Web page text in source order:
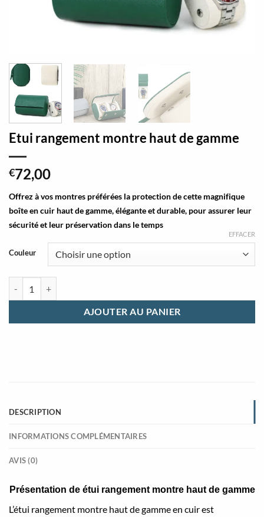
Etui rangement montre haut de gamme
€72,00
Offrez à vos montres préférées la protection de cette magnifique
boîte en cuir haut de gamme, élégante et durable, pour assurer leur
sécurité et leur préservation dans le temps
Couleur
EFFACER
AJOUTER AU PANIER
DESCRIPTION
INFORMATIONS COMPLÉMENTAIRES
AVIS (0)
Présentation de étui rangement montre haut de gamme
L’étui rangement montre haut de gamme en cuir est